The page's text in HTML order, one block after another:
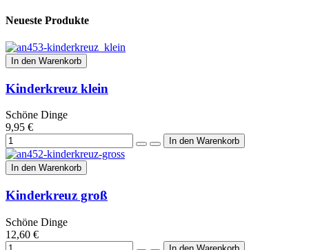
Neueste Produkte
In den Warenkorb
Kinderkreuz klein
Schöne Dinge
9,95 €
In den Warenkorb
Kinderkreuz groß
Schöne Dinge
12,60 €